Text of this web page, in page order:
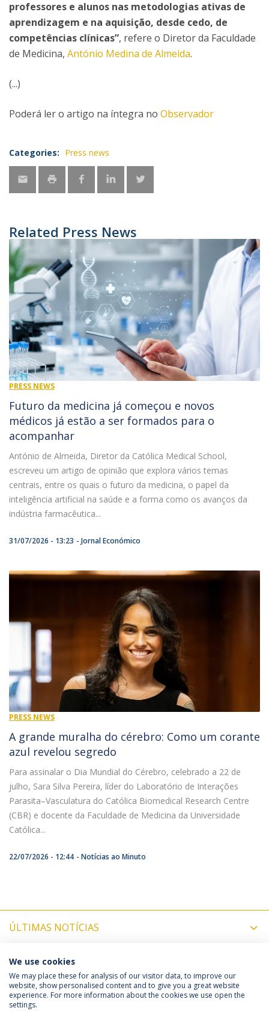
professores e alunos nas metodologias ativas de
aprendizagem e na aquisição, desde cedo, de
competências clínicas”, refere o Diretor da Faculdade
de Medicina, António Medina de Almeida.
(...)
Poderá ler o artigo na íntegra no Observador
Categories: Press news
Related Press News
PRESS NEWS
Futuro da medicina já começou e novos
médicos já estão a ser formados para o
acompanhar
António de Almeida, Diretor da Católica Medical School,
escreveu um artigo de opinião que explora vários temas
centrais, entre os quais o futuro da medicina, o papel da
inteligência artificial na saúde e a forma como os avanços da
indústria farmacêutica...
31/07/2026 - 13:23 Jornal Económico
PRESS NEWS
A grande muralha do cérebro: Como um corante
azul revelou segredo
Para assinalar o Dia Mundial do Cérebro, celebrado a 22 de
julho, Sara Silva Pereira, líder do Laboratório de Interações
Parasita–Vasculatura do Católica Biomedical Research Centre
(CBR) e docente da Faculdade de Medicina da Universidade
Católica...
22/07/2026 - 12:44 Notícias ao Minuto
ÚLTIMAS NOTÍCIAS
PRÓXIMOS EVENTOS
Política de Privacidade
Termos & Condições
We use cookies
We may place these for analysis of our visitor data, to improve our
website, show personalised content and to give you a great website
experience. For more information about the cookies we use open the
settings.